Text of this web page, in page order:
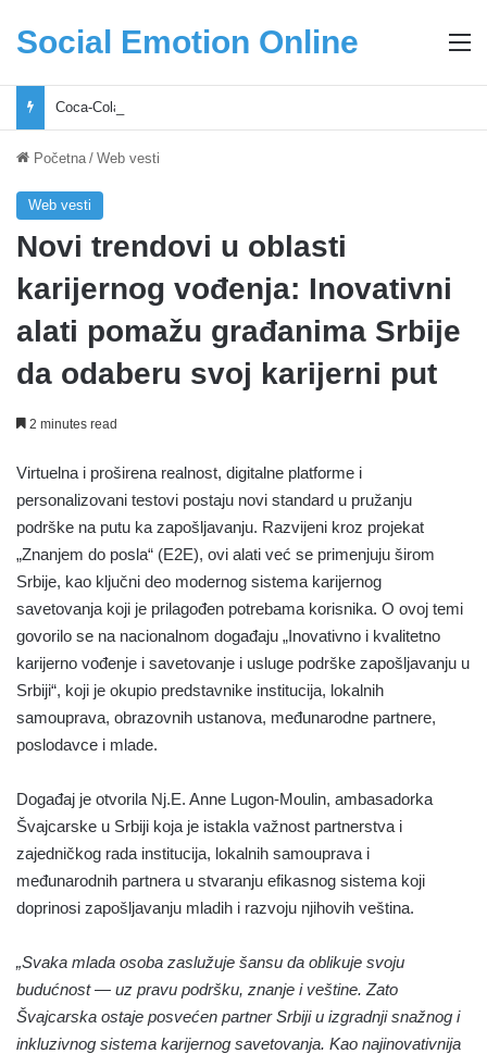
Social Emotion Online
Početna / Web vesti
Web vesti
Novi trendovi u oblasti
karijernog vođenja: Inovativni
alati pomažu građanima Srbije
da odaberu svoj karijerni put
2 minutes read
Virtuelna i proširena realnost, digitalne platforme i
personalizovani testovi postaju novi standard u pružanju
podrške na putu ka zapošljavanju. Razvijeni kroz projekat
„Znanjem do posla“ (E2E), ovi alati već se primenjuju širom
Srbije, kao ključni deo modernog sistema karijernog
savetovanja koji je prilagođen potrebama korisnika. O ovoj temi
govorilo se na nacionalnom događaju „Inovativno i kvalitetno
karijerno vođenje i savetovanje i usluge podrške zapošljavanju u
Srbiji“, koji je okupio predstavnike institucija, lokalnih
samouprava, obrazovnih ustanova, međunarodne partnere,
poslodavce i mlade.
Događaj je otvorila Nj.E. Anne Lugon-Moulin, ambasadorka
Švajcarske u Srbiji koja je istakla važnost partnerstva i
zajedničkog rada institucija, lokalnih samouprava i
međunarodnih partnera u stvaranju efikasnog sistema koji
doprinosi zapošljavanju mladih i razvoju njihovih veština.
„Svaka mlada osoba zaslužuje šansu da oblikuje svoju
budućnost — uz pravu podršku, znanje i veštine. Zato
Švajcarska ostaje posvećen partner Srbiji u izgradnji snažnog i
inkluzivnog sistema karijernog savetovanja. Kao najinovativnija